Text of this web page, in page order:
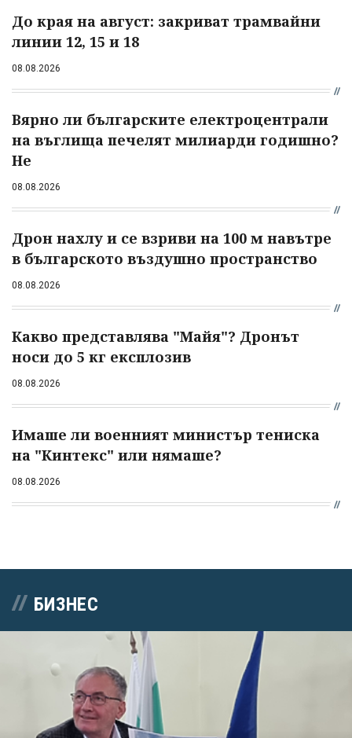
До края на август: закриват трамвайни
линии 12, 15 и 18
08.08.2026
Вярно ли българските електроцентрали
на въглища печелят милиарди годишно?
Не
08.08.2026
Дрон нахлу и се взриви на 100 м навътре
в българското въздушно пространство
08.08.2026
Какво представлява "Майя"? Дронът
носи до 5 кг експлозив
08.08.2026
Имаше ли военният министър тениска
на "Кинтекс" или нямаше?
08.08.2026
БИЗНЕС